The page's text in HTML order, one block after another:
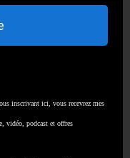
inscrivant ici, vous recevrez mes
vidéo, podcast et offres